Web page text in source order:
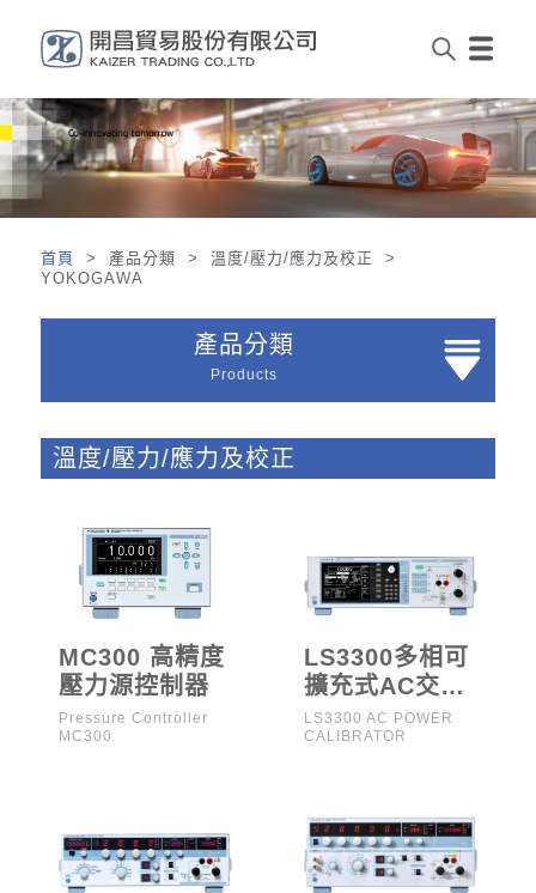
首頁
> 產品分類 > 溫度/壓力/應力及校正 >
YOKOGAWA
產品分類
Products
溫度/壓力/應力及校正
MC300 高精度
壓力源控制器
Pressure Controller
MC300
LS3300多相可
擴充式AC交流
電量校正器
LS3300 AC POWER
CALIBRATOR